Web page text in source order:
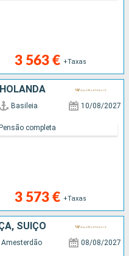
3 563 € +Taxas
Basileia 10/08/2027
3 573 € +Taxas
Pensão completa
SUÍÇO
Amesterdão 08/08/2027